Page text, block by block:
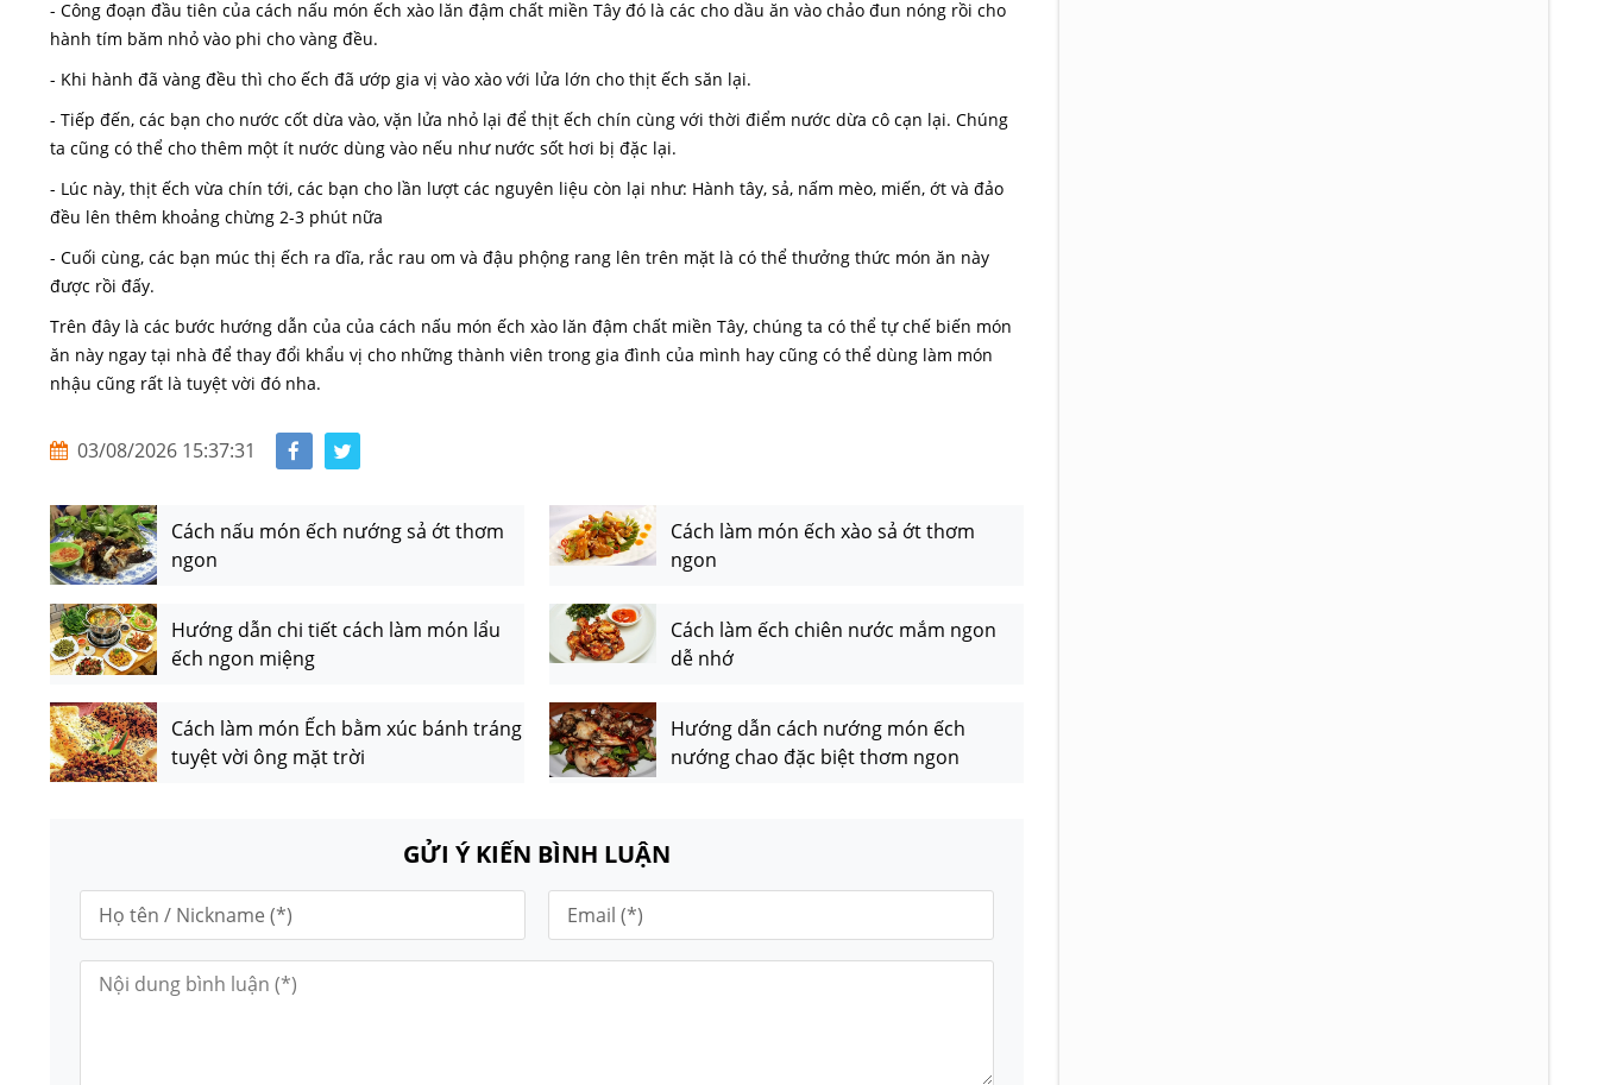
- Công đoạn đầu tiên của cách nấu món ếch xào lăn đậm chất miền Tây đó là các cho dầu ăn vào chảo đun nóng rồi cho
hành tím băm nhỏ vào phi cho vàng đều.
- Khi hành đã vàng đều thì cho ếch đã ướp gia vị vào xào với lửa lớn cho thịt ếch săn lại.
- Tiếp đến, các bạn cho nước cốt dừa vào, vặn lửa nhỏ lại để thịt ếch chín cùng với thời điểm nước dừa cô cạn lại. Chúng
ta cũng có thể cho thêm một ít nước dùng vào nếu như nước sốt hơi bị đặc lại.
- Lúc này, thịt ếch vừa chín tới, các bạn cho lần lượt các nguyên liệu còn lại như: Hành tây, sả, nấm mèo, miến, ớt và đảo
đều lên thêm khoảng chừng 2-3 phút nữa
- Cuối cùng, các bạn múc thị ếch ra dĩa, rắc rau om và đậu phộng rang lên trên mặt là có thể thưởng thức món ăn này
được rồi đấy.
Trên đây là các bước hướng dẫn của của cách nấu món ếch xào lăn đậm chất miền Tây, chúng ta có thể tự chế biến món
ăn này ngay tại nhà để thay đổi khẩu vị cho những thành viên trong gia đình của mình hay cũng có thể dùng làm món
nhậu cũng rất là tuyệt vời đó nha.
03/08/2026 15:37:31
Cách nấu món ếch nướng sả ớt thơm
ngon
Cách làm món ếch xào sả ớt thơm
ngon
Hướng dẫn chi tiết cách làm món lẩu
ếch ngon miệng
Cách làm ếch chiên nước mắm ngon
dễ nhớ
Cách làm món Ếch bằm xúc bánh tráng
tuyệt vời ông mặt trời
Hướng dẫn cách nướng món ếch
nướng chao đặc biệt thơm ngon
GỬI Ý KIẾN BÌNH LUẬN